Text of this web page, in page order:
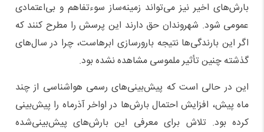
بارش‌های اخیر نیز می‌تواند زمینه‌ساز سوءتفاهم و بی‌اعتمادی
عمومی شود. شهروندان حق دارند این پرسش را مطرح کنند که
اگر این بارندگی‌ها نتیجه بارورسازی ابرهاست، چرا در سال‌های
گذشته چنین تأثیر ملموسی مشاهده نشده بود.
این در حالی است که پیش‌بینی‌های رسمی هواشناسی از چند
ماه پیش، افزایش احتمال بارش‌ها در اواخر آذرماه را پیش‌بینی
کرده بود. تلاش برای معرفی این بارش‌های پیش‌بینی‌شده